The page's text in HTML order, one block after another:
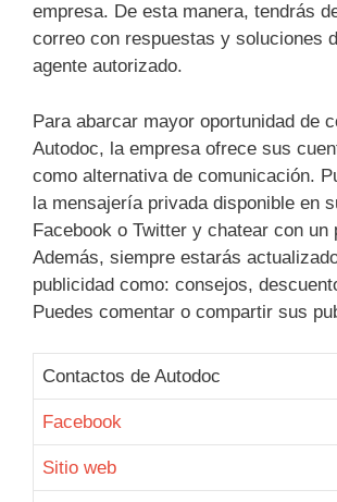
empresa. De esta manera, tendrás
correo con respuestas y soluciones
agente autorizado.
Para abarcar mayor oportunidad de
Autodoc, la empresa ofrece sus
como alternativa de comunicación.
la mensajería privada disponible en
Facebook o Twitter y chatear con un
Además, siempre estarás
publicidad como: consejos,
Puedes comentar o compartir sus
Contactos de Autodoc
Facebook
Sitio web